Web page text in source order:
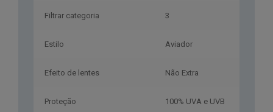
Filtrar categoria 3
Estilo Aviador
Efeito de lentes Não Extra
Proteção 100% UVA e UVB